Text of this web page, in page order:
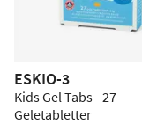
ESKIO-3
Kids Gel Tabs - 27
Geletabletter